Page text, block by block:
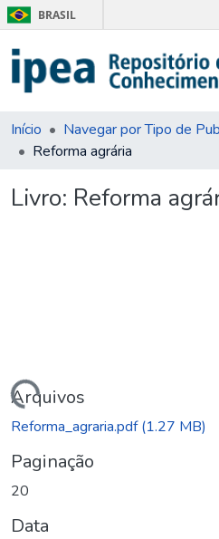
BRASIL
Início
Reforma agrária
Livro: Reforma
Arquivos
Reforma_agraria.pdf(1.27 MB)
Paginação
20
Data